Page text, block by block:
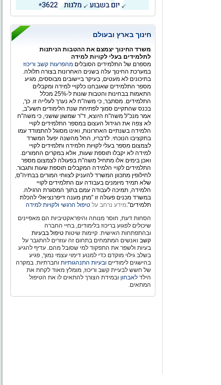
חינוך בארץ ובעולם
משרד החינוך יצמצם את ההטבות הניתנות
לתלמידים בעלי לקויות למידה
מספרם של התלמידים הסובלים מהפרעות קשב וריכוז
במערכת החינוך עלה בשנים האחרונות בצורה תלולה.
בתיכונים לא מעטים, בעיקר ביישובים מבוססים, מגיע
מספר התלמידים שאובחנו כלקויי למידה ומקבלים
התאמות בבחינות והטבות שונות ל-25% מכלל
התלמידים. מסתבר, כי משה"ח לא נערך לעלייה זו. כך,
בכנס שהתקיים סמוך לפתיחת שנת הלימודים תשע"ב,
אמר מנכ"ל משה"ח היוצא, ד"ר שמשון שושני, כי משה"ח
לא צפה את הגידול העצום במספר התלמידים לקויי
הלמידה בשנתיים האחרונות, ואינו מסוגל להתמודד עמו
בתקציבו הנוכחי. לדבריו, החל מהשנה יפעל המשרד
לצמצום מספר בעלי לקויות הלמידה ותלמידים לקויי
למידה לא יקבלו תוספת שעות, אלא במקרים החמורים.
ואכן בימים אלו מתחיל משה"ח בפעולה לצמצום מספר
התלמידים לקויי הלמידה המקבלים תוספת שעות ותגבור.
לחילופין מתכוון המשרד להעניק לצוותי המורים בבתיה"ס,
שלא תמיד מיומנים בעבודה עם התלמידים לקויי
הלמידה, תמיכה לעבודה עמם בתוך המסגרת הרגילה.
במשרד מכנים פעולה זו "מתן מענה דיפרנציאלי להכלת
תלמידים".מידע נרחב על טיפול הרגשי ולקויות למידה
הסחות דעת, חוסר מנוחה והיפראקטיביות הם מאפיינים
שיכולים לפגוע בריכוז בלימודים, בחיי החברה
ובהתפתחות האישית. קיימות שיטות טיפול בבעיות
קשב ואנשים המתמחים בתחום זה עוזרים להתגבר על
בעיות ולשפר את התפקוד למי שסובל מהם. עדיף להגיע
בשלב גילוי מוקדם כדי למנוע דימוי עצמי נמוך, פגיע
בהישגים לימודיים ובעיות התנהגותיות וחברתיות. במקרה
של חשש לבעיית קשב וריכוז, מומלץ מאוד לקחת את
הילד לאבחון ובמידת הצורך להתאים לו את הטיפול
המתאים.